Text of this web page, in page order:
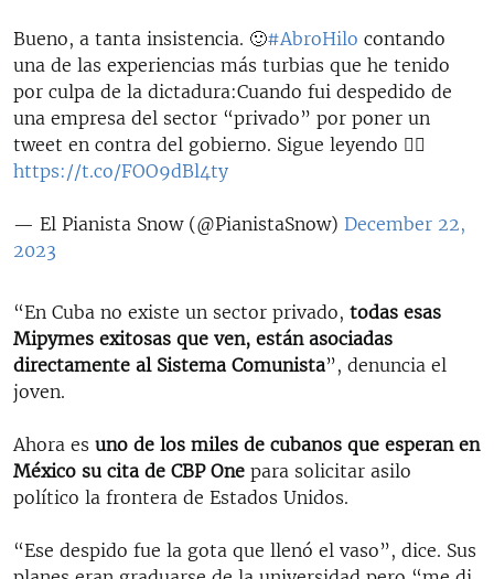
Bueno, a tanta insistencia. 🙂#AbroHilo contando
una de las experiencias más turbias que he tenido
por culpa de la dictadura:Cuando fui despedido de
una empresa del sector “privado” por poner un
tweet en contra del gobierno. Sigue leyendo 👇🏻
https://t.co/FOO9dBl4ty
— El Pianista Snow (@PianistaSnow) December 22,
2023
“En Cuba no existe un sector privado, todas esas
Mipymes exitosas que ven, están asociadas
directamente al Sistema Comunista”, denuncia el
joven.
Ahora es uno de los miles de cubanos que esperan en
México su cita de CBP One para solicitar asilo
político la frontera de Estados Unidos.
“Ese despido fue la gota que llenó el vaso”, dice. Sus